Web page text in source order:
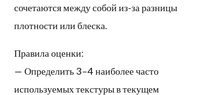
сочетаются между собой из-за разницы
плотности или блеска.
Правила оценки:
— Определить 3–4 наиболее часто
используемых текстуры в текущем